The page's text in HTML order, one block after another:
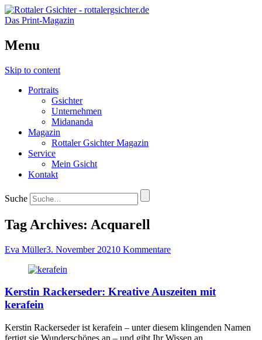
Das Print-Magazin
Menu
Skip to content
Portraits
Gsichter
Unternehmen
Midananda
Magazin
Rottaler Gsichter Magazin
Service
Mein Gsicht
Kontakt
Suche
Tag Archives: Acquarell
Eva Müller3. November 20210 Kommentare
Kerstin Rackerseder: Kreative Auszeiten mit
kerafein
Kerstin Rackerseder ist kerafein – unter diesem klingenden Namen
fertigt sie Wunderschönes an – und gibt Ihr Wissen an